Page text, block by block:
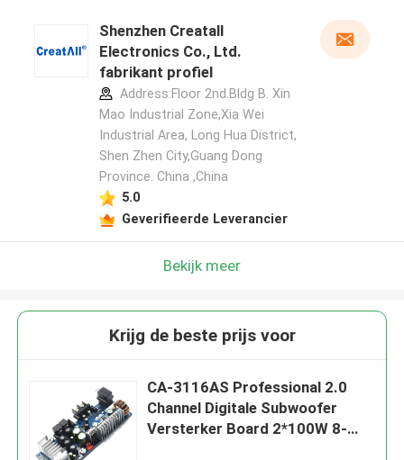
Shenzhen Creatall
Electronics Co., Ltd.
fabrikant profiel
Address:Floor 2nd.Bldg B. Xin
Mao Industrial Zone,Xia Wei
Industrial Area, Long Hua District,
Shen Zhen City,Guang Dong
Province. China ,China
5.0
Geverifieerde Leverancier
Bekijk meer
Krijg de beste prijs voor
CA-3116AS Professional 2.0
Channel Digitale Subwoofer
Versterker Board 2*100W 8-